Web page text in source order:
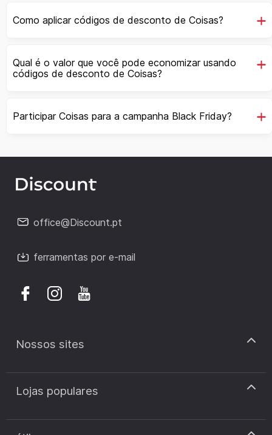
Como aplicar códigos de desconto de Coisas?
Qual é o valor que você pode economizar usando
códigos de desconto de Coisas?
Participar Coisas para a campanha Black Friday?
office@Discount.pt
ferramentas por e-mail
Nossos sites
discount.pt
discount.sk
Lojas populares
Cupão de desconto Zooplus